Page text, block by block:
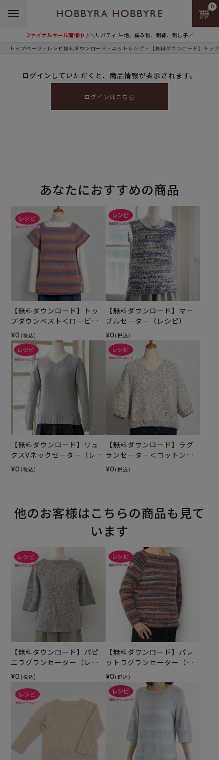
ファイナルセール開催中♪＼リバティ 生地、編み物、刺繍、刺し子／
0
トップページ レシピ無料ダウンロード ニットレシピ 【無料ダウンロード】トッ
ログインしていただくと、商品情報が表示されます。
ログインはこちら
あなたにおすすめの商品
【無料ダウンロード】トッ
プダウンベスト＜ロービン
グキッス＞（レシピ）
¥0 (税込)
【無料ダウンロード】マー
ブルセーター（レシピ）
¥0 (税込)
【無料ダウンロード】リュ
クスVネックセーター（レシ
ピ）
¥0 (税込)
【無料ダウンロード】ラグ
ランセーター＜コットンプ
リズム＞（レシピ）
¥0 (税込)
他のお客様はこちらの商品も見て
います
【無料ダウンロード】パピ
エラグランセーター（レシ
ピ）
¥0 (税込)
【無料ダウンロード】パレ
ットラグランセーター（レ
シピ）
¥0 (税込)